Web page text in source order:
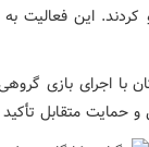
کردند. این فعالیت
با اجرای بازی
حمایت متقابل